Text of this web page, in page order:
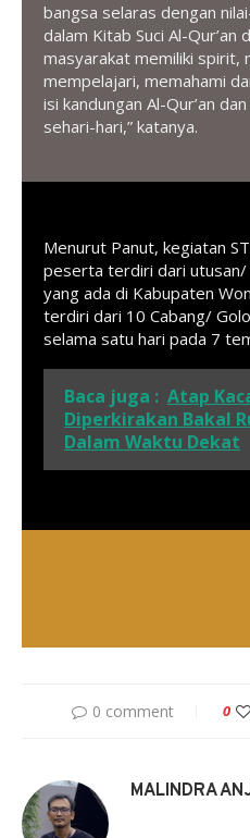
bangsa selaras dengan
dalam Kitab Suci Al-Qur’an
masyarakat memiliki
mempelajari, memahami
isi kandungan Al-Qur’an
sehari-hari,” katanya.
Menurut Panut, kegiatan
peserta terdiri dari utusan/
yang ada di Kabupaten
terdiri dari 10 Cabang/
selama satu hari pada 7
Baca juga : Atap
Diperkirakan Bakal
Dalam Waktu Dekat
0 comment 0
MALINDRA